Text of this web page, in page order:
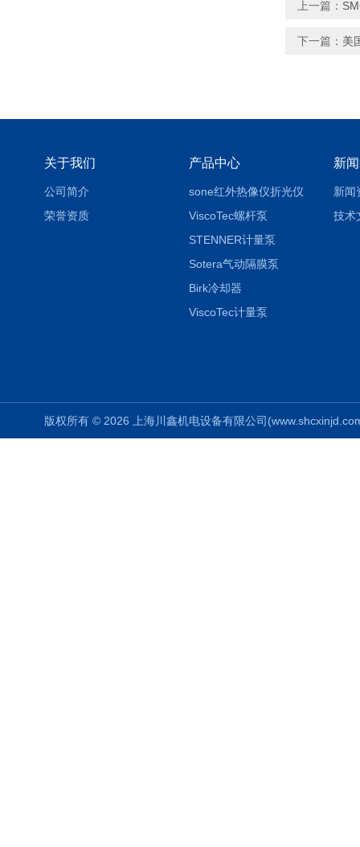
上一篇：
下一篇： 美
关于我们
公司简介
荣誉资质
产品中心
sone红外热像仪折光仪
ViscoTec螺杆泵
STENNER计量泵
Sotera气动隔膜泵
Birk冷却器
ViscoTec计量泵
新
新闻
技术
版权所有 © 2026 上海川鑫机电设备有限公司